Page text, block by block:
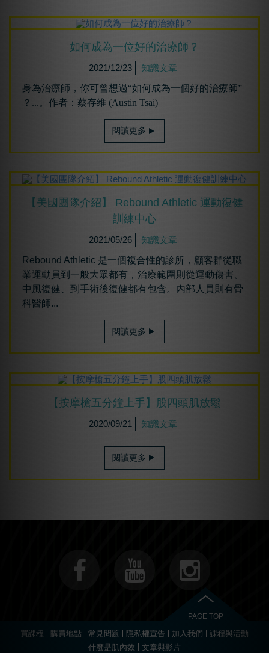
如何成為⼀位好的治療師？
2021/12/23
知識文章
身為治療師，你可曾想過“如何成為一個好的治療師”
？...。作者：蔡存維 (Austin Tsai)
閱讀更多
【美國團隊介紹】 Rebound Athletic 運動復健
訓練中心
2021/05/26
知識文章
Rebound Athletic 是一個複合性的診所，顧客群從職
業運動員到一般大眾都有，治療範圍則從運動傷害、
中風復健、到手術後復健都有包含。內部人員則有骨
科醫師...
閱讀更多
【按摩槍五分鐘上手】股四頭肌放鬆
2020/09/21 知識文章
閱讀更多
PAGE TOP
買課程 購買地點 常見問題 隱私權宣告 加入我們
課程與活動
什麼是肌內效
文章與影片